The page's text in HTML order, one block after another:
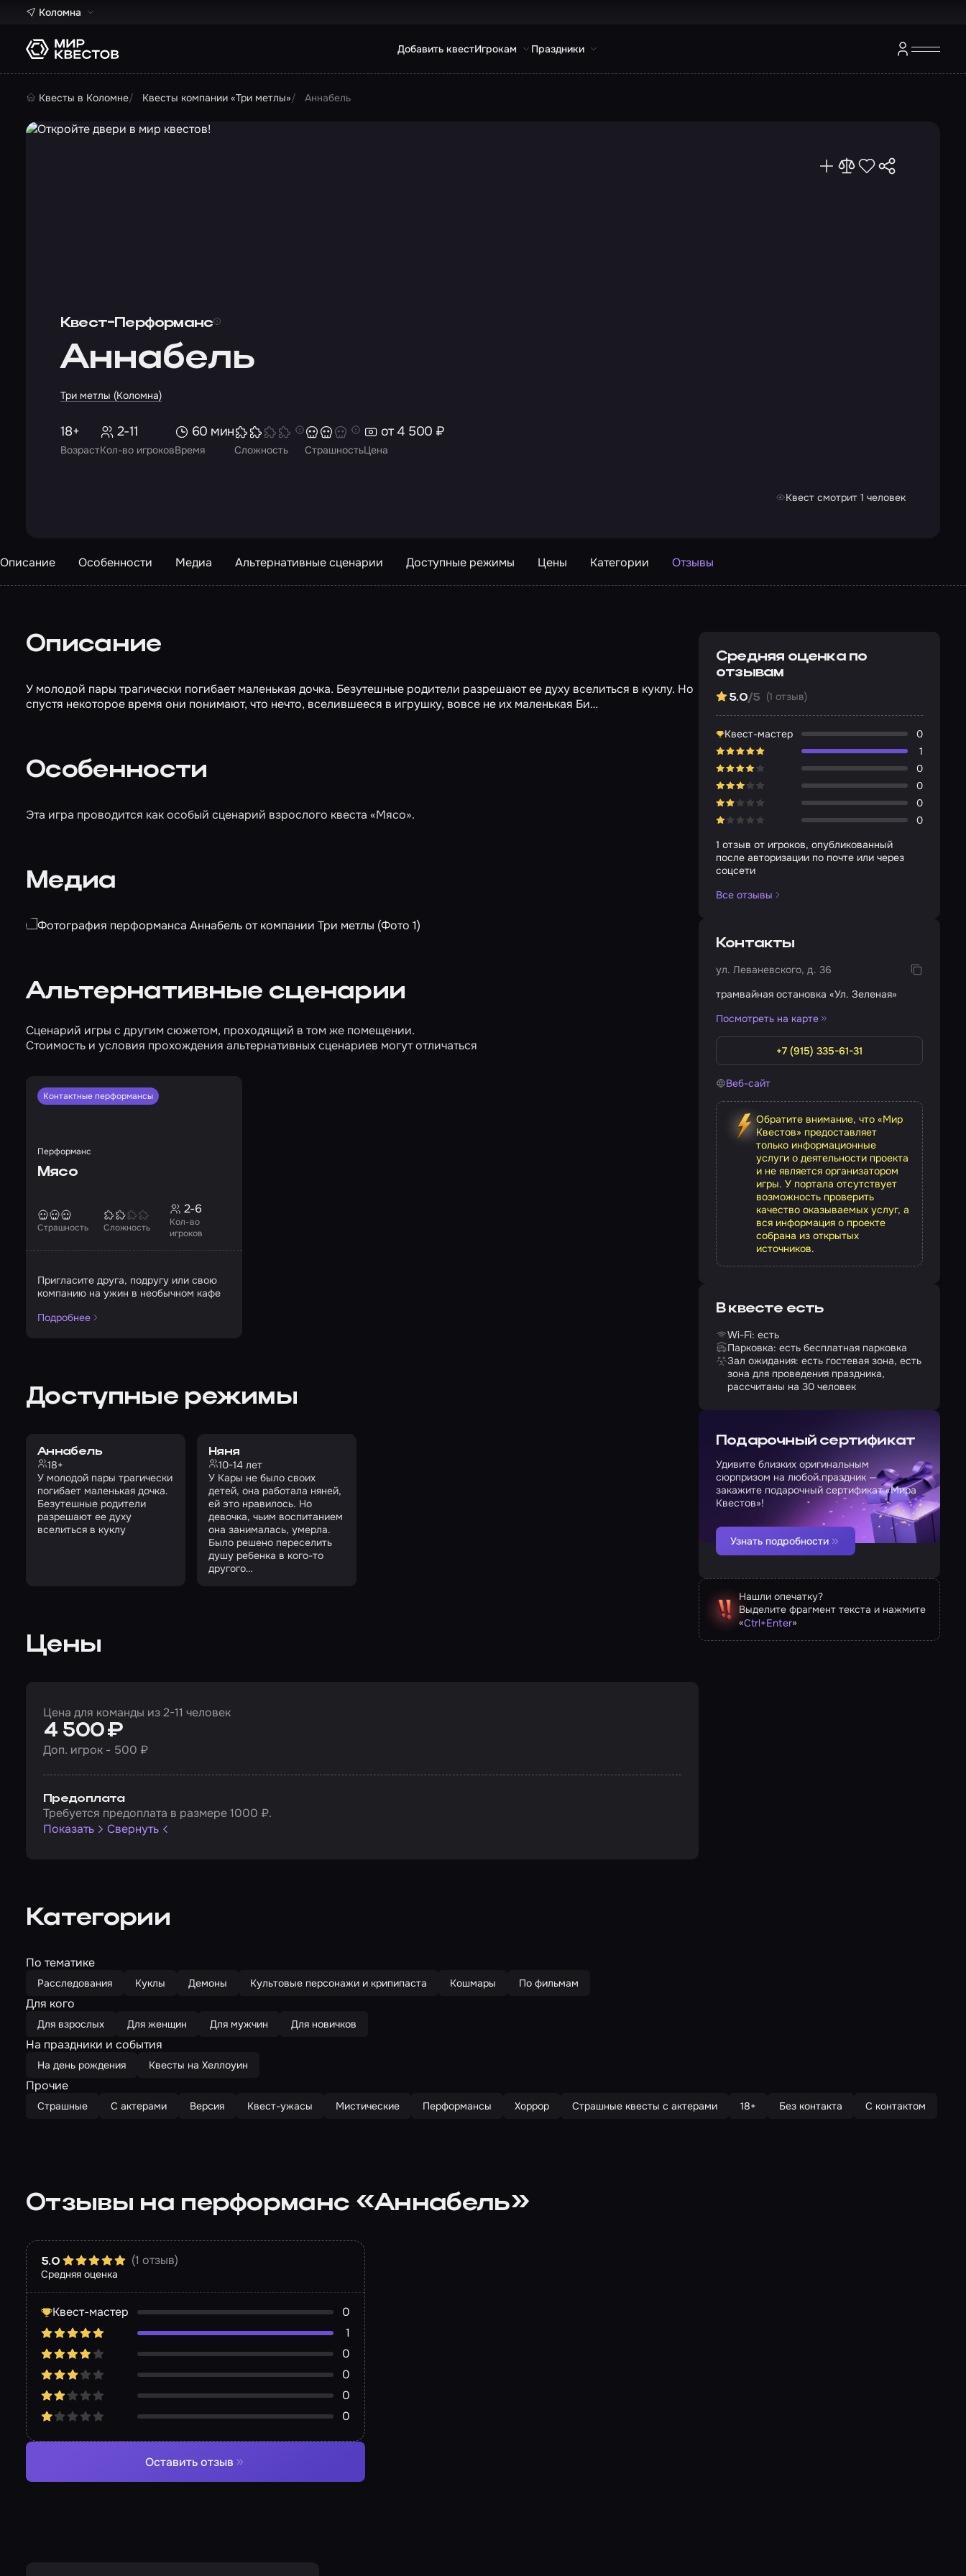
Коломна
Добавить квестИгрокам Праздники
Квесты в Коломне Квесты компании «Три метлы» Аннабель
Квест-Перформанс
Аннабель
Три метлы (Коломна)
Возраст
18+
Кол-во игроков
2-11
Время
60 мин
Сложность СтрашностьЦена
от 4 500 ₽
Квест смотрит 1 человек
Описание Особенности Медиа Альтернативные сценарии Доступные режимы Цены Категории Отзывы
Описание
У молодой пары трагически погибает маленькая дочка. Безутешные родители разрешают ее духу вселиться в куклу. Но
спустя некоторое время они понимают, что нечто, вселившееся в игрушку, вовсе не их маленькая Би…
Особенности
Эта игра проводится как особый сценарий взрослого квеста «Мясо».
Медиа
Альтернативные сценарии
Сценарий игры с другим сюжетом, проходящий в том же помещении.
Стоимость и условия прохождения альтернативных сценариев могут отличаться
Контактные перформансы
Перформанс
Мясо
Страшность Сложность
Кол-во
игроков
2-6
Пригласите друга, подругу или свою
компанию на ужин в необычном кафе
Подробнее
Доступные режимы
Аннабель
18+
У молодой пары трагически
погибает маленькая дочка.
Безутешные родители
разрешают ее духу
вселиться в куклу
Няня
10-14 лет
У Кары не было своих
детей, она работала няней,
ей это нравилось. Но
девочка, чьим воспитанием
она занималась, умерла.
Было решено переселить
душу ребенка в кого-то
другого…
Цены
Цена для команды из 2-11 человек
4 500 ₽
Доп. игрок - 500 ₽
Предоплата
Требуется предоплата в размере 1000 ₽.
Показать
Свернуть
Средняя оценка по
отзывам
5.0/5 (1 отзыв)
Квест-мастер
0
1
0
0
0
0
1 отзыв от игроков, опубликованный
после авторизации по почте или через
соцсети
Все отзывы
Контакты
ул. Леваневского, д. 36
трамвайная остановка «Ул. Зеленая»
Посмотреть на карте
+7 (915) 335-61-31
Веб-сайт
Обратите внимание, что «Мир
Квестов» предоставляет
только информационные
услуги о деятельности проекта
и не является организатором
игры. У портала отсутствует
возможность проверить
качество оказываемых услуг, а
вся информация о проекте
собрана из открытых
источников.
В квесте есть
Wi-Fi: есть
Парковка: есть бесплатная парковка
Зал ожидания: есть гостевая зона, есть
зона для проведения праздника,
рассчитаны на 30 человек
Подарочный сертификат
Удивите близких оригинальным
сюрпризом на любой праздник —
закажите подарочный сертификат «Мира
Квестов»!
Узнать подробности
Нашли опечатку?
Выделите фрагмент текста и нажмите
«Ctrl+Enter»
Категории
По тематике
Расследования Куклы Демоны Культовые персонажи и крипипаста Кошмары По фильмам
Для кого
Для взрослых Для женщин Для мужчин Для новичков
На праздники и события
На день рождения Квесты на Хеллоуин
Прочие
Страшные С актерами Версия Квест-ужасы Мистические Перформансы Хоррор Страшные квесты с актерами 18+ Без контакта С контактом
Отзывы на перформанс «Аннабель»
Средняя оценка
5.0 (1 отзыв)
Квест-мастер
0
1
0
0
0
0
Оставить отзыв